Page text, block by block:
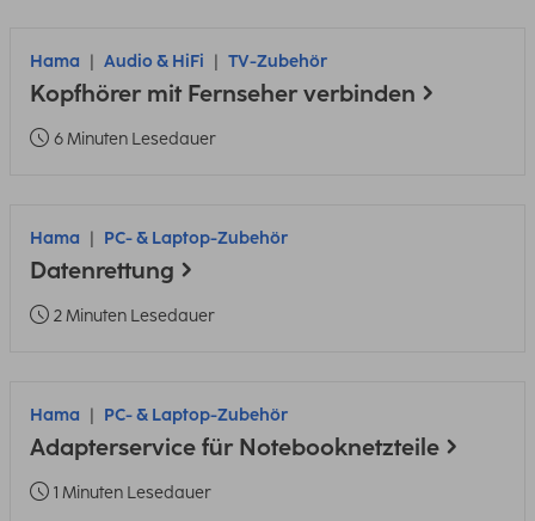
Hama Audio & HiFi TV-Zubehör
Kopfhörer mit Fernseher verbinden
6 Minuten Lesedauer
Hama PC- & Laptop-Zubehör
Datenrettung
2 Minuten Lesedauer
Hama PC- & Laptop-Zubehör
Adapterservice für Notebooknetzteile
1 Minuten Lesedauer